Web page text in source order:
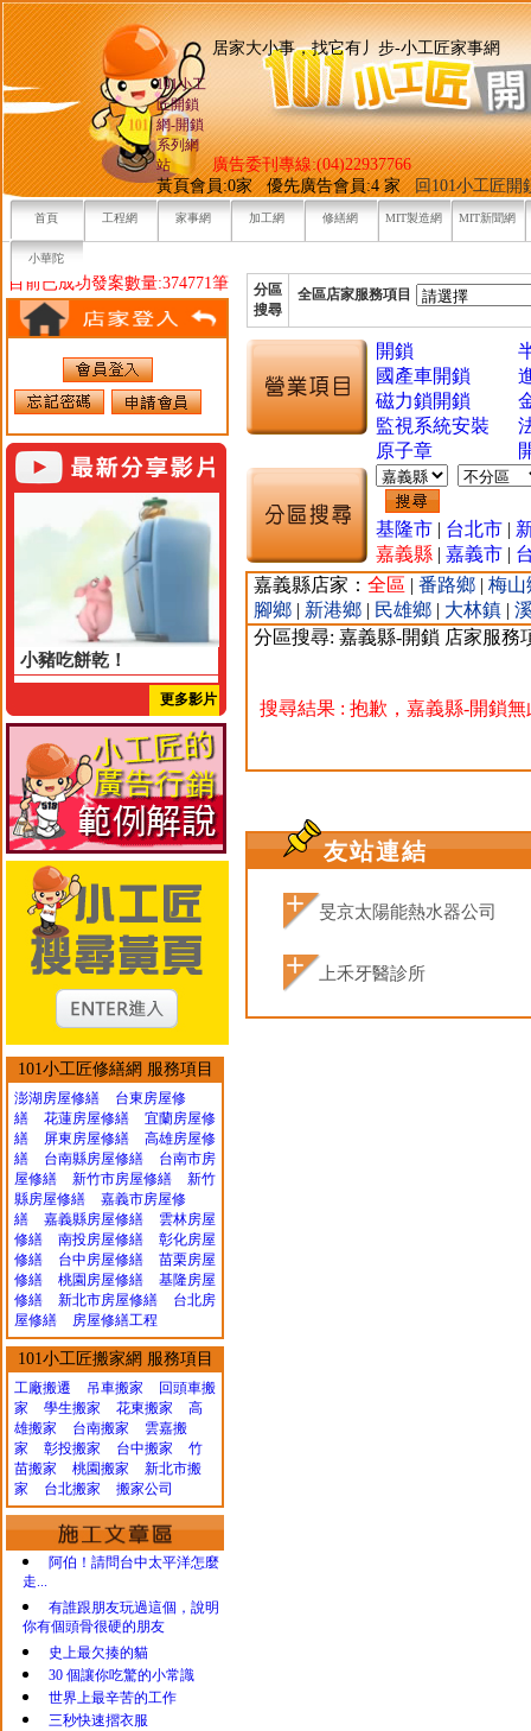
101小工
匠開鎖
網-開鎖
系列網
站
居家大小事，找它有丿步-小工
廣告委刊專線:(04)22937766
黃頁會員:0家 優先廣告會員:4 家回101小工匠開
首頁 工程網 家事網 加工網 修繕網 MIT製造網 MIT新聞網
小華陀
目前已成功發案數量:374771筆
小豬吃餅乾！
更多影片
101小工匠修繕網 服務項目
澎湖房屋修繕
台東房屋修
繕
花蓮房屋修繕
宜蘭房屋修
繕
屏東房屋修繕
高雄房屋修
繕
台南縣房屋修繕
台南市房
屋修繕
新竹市房屋修繕
新竹
縣房屋修繕
嘉義市房屋修
繕
嘉義縣房屋修繕
雲林房屋
修繕
南投房屋修繕
彰化房屋
修繕
台中房屋修繕
苗栗房屋
修繕
桃園房屋修繕
基隆房屋
修繕
新北市房屋修繕
台北房
屋修繕
房屋修繕工程
101小工匠搬家網 服務項目
工廠搬遷 吊車搬家
回頭車搬
家
學生搬家 花東搬家
高
雄搬家
台南搬家
雲嘉搬
家
彰投搬家 台中搬家
竹
苗搬家
桃園搬家
新北市搬
家
台北搬家 搬家公司
阿伯！請問台中太平洋怎麼
走...
有誰跟朋友玩過這個，說明
你有個頭骨很硬的朋友
史上最欠揍的貓
30 個讓你吃驚的小常識
世界上最辛苦的工作
三秒快速摺衣服
分區
搜尋
全區店家服務項目
開鎖
國產車開鎖
磁力鎖開鎖
監視系統安裝
原子章
基隆市 | 台北市 |
嘉義縣 | 嘉義市 |
嘉義縣店家： 全區 | 番路鄉 | 梅
腳鄉 | 新港鄉 | 民雄鄉 | 大林鎮 |
分區搜尋: 嘉義縣-開鎖 店家服務
搜尋結果 : 抱歉，嘉義縣-開鎖
友站連結
旻京太陽能熱水器公司
上禾牙醫診所